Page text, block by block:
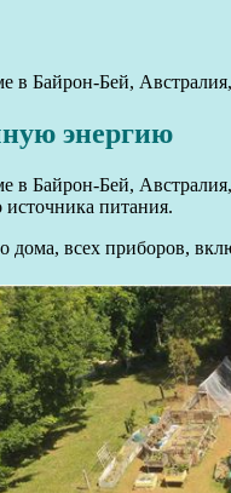
Байрон-Бей,
энергию
Байрон-Бей,
источника питания.
дома, всех приборов,